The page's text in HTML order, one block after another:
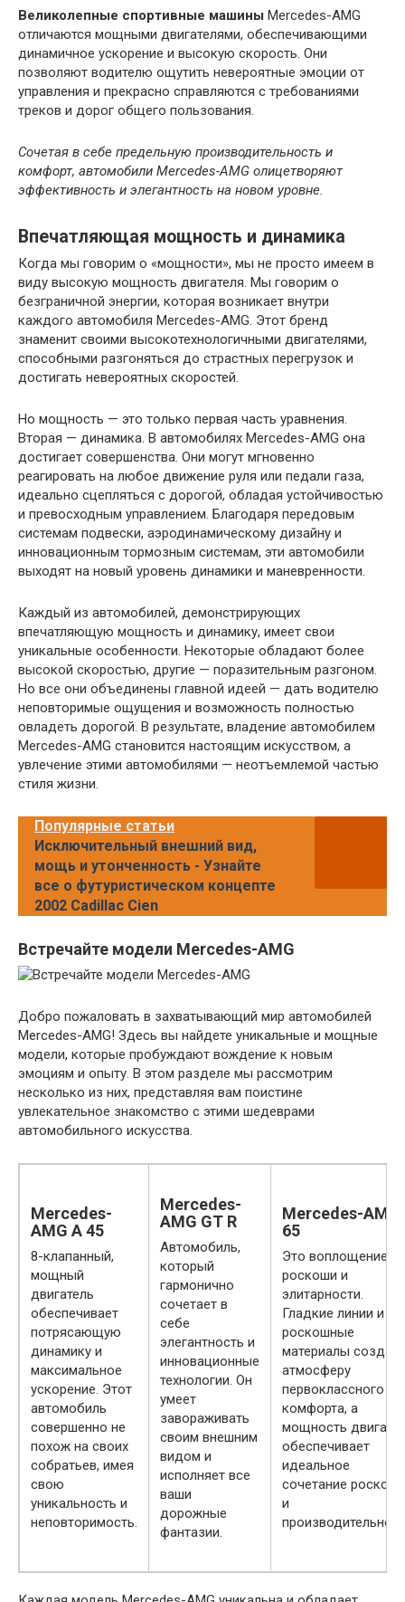
Великолепные спортивные машины Mercedes-AMG
отличаются мощными двигателями, обеспечивающими
динамичное ускорение и высокую скорость. Они
позволяют водителю ощутить невероятные эмоции от
управления и прекрасно справляются с требованиями
треков и дорог общего пользования.
Сочетая в себе предельную производительность и
комфорт, автомобили Mercedes-AMG олицетворяют
эффективность и элегантность на новом уровне.
Впечатляющая мощность и динамика
Когда мы говорим о «мощности», мы не просто имеем в
виду высокую мощность двигателя. Мы говорим о
безграничной энергии, которая возникает внутри
каждого автомобиля Mercedes-AMG. Этот бренд
знаменит своими высокотехнологичными двигателями,
способными разгоняться до страстных перегрузок и
достигать невероятных скоростей.
Но мощность — это только первая часть уравнения.
Вторая — динамика. В автомобилях Mercedes-AMG она
достигает совершенства. Они могут мгновенно
реагировать на любое движение руля или педали газа,
идеально сцепляться с дорогой, обладая устойчивостью
и превосходным управлением. Благодаря передовым
системам подвески, аэродинамическому дизайну и
инновационным тормозным системам, эти автомобили
выходят на новый уровень динамики и маневренности.
Каждый из автомобилей, демонстрирующих
впечатляющую мощность и динамику, имеет свои
уникальные особенности. Некоторые обладают более
высокой скоростью, другие — поразительным разгоном.
Но все они объединены главной идеей — дать водителю
неповторимые ощущения и возможность полностью
овладеть дорогой. В результате, владение автомобилем
Mercedes-AMG становится настоящим искусством, а
увлечение этими автомобилями — неотъемлемой частью
стиля жизни.
Популярные статьи
Исключительный внешний вид,
мощь и утонченность - Узнайте
все о футуристическом концепте
2002 Cadillac Cien
Встречайте модели Mercedes-AMG
Добро пожаловать в захватывающий мир автомобилей
Mercedes-AMG! Здесь вы найдете уникальные и мощные
модели, которые пробуждают вождение к новым
эмоциям и опыту. В этом разделе мы рассмотрим
несколько из них, представляя вам поистине
увлекательное знакомство с этими шедеврами
автомобильного искусства.
Mercedes-
AMG A 45
8-клапанный,
мощный
двигатель
обеспечивает
потрясающую
динамику и
максимальное
ускорение. Этот
автомобиль
совершенно не
похож на своих
собратьев, имея
свою
уникальность и
неповторимость.
Mercedes-
AMG GT R
Автомобиль,
который
гармонично
сочетает в
себе
элегантность и
инновационные
технологии. Он
умеет
завораживать
своим внешним
видом и
исполняет все
ваши
дорожные
фантазии.
Mercedes-AMG
65
Это воплощение
роскоши и
элитарности.
Гладкие линии и
роскошные
материалы
атмосферу
первоклассного
комфорта, а
мощность
обеспечивает
идеальное
сочетание роскоши
и